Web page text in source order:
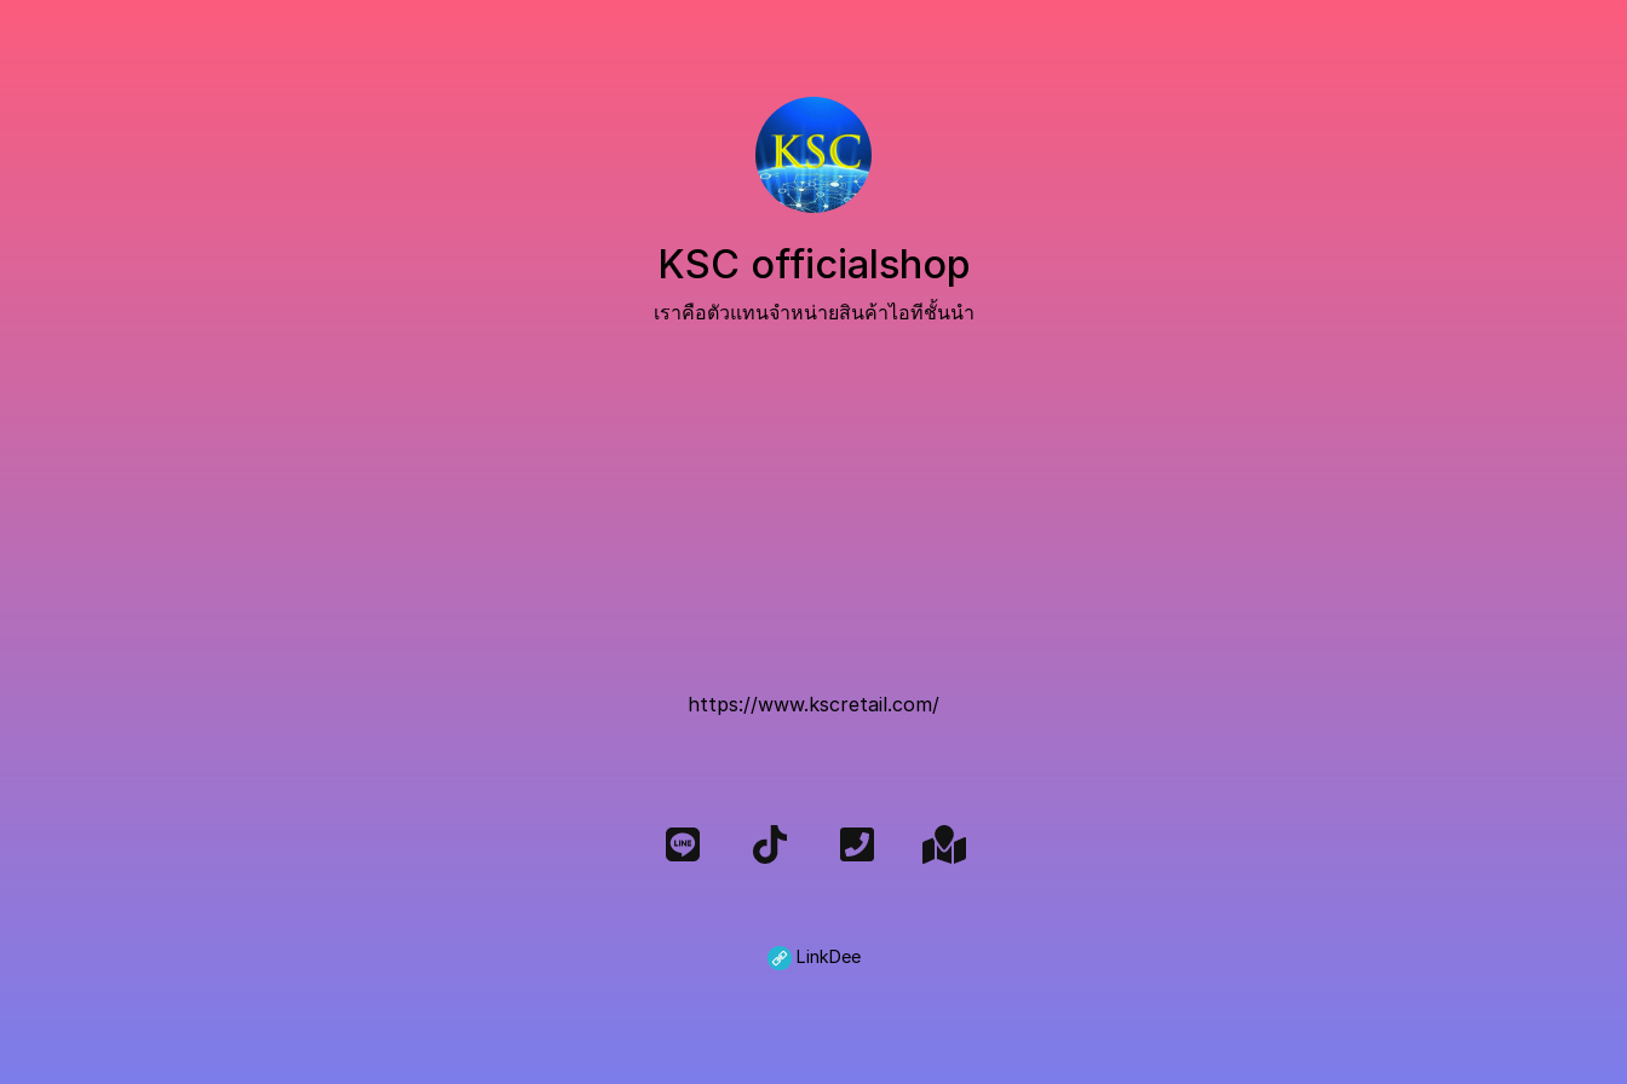
KSC officialshop
เราคือตัวแทนจำหน่ายสินค้าไอทีชั้นนำ
https://www.kscretail.com/
LinkDee